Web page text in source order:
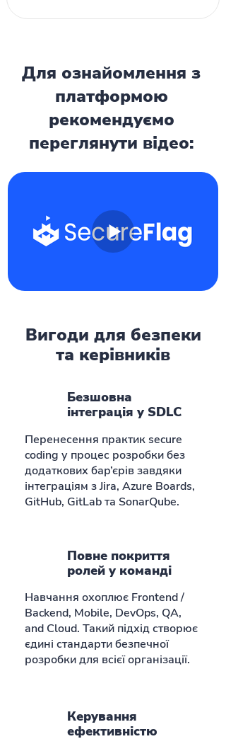
Для ознайомлення з
платформою
рекомендуємо
переглянути відео:
Вигоди для безпеки
та керівників
Безшовна
інтеграція у SDLC
Перенесення практик secure
coding у процес розробки без
додаткових бар’єрів завдяки
інтеграціям з Jira, Azure Boards,
GitHub, GitLab та SonarQube.
Повне покриття
ролей у команді
Навчання охоплює Frontend /
Backend, Mobile, DevOps, QA,
and Cloud. Такий підхід створює
єдині стандарти безпечної
розробки для всієї організації.
Керування
ефективністю